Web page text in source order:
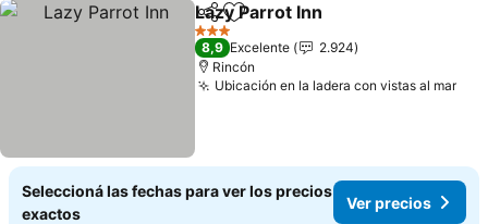
CompartirAñadir a favoritos
Lazy Parrot Inn
3 Estrellas
8,9 Excelente
2.924
Rincón
Ubicación en la ladera con vistas al mar
Seleccioná las fechas para ver los precios
exactos
Ver precios